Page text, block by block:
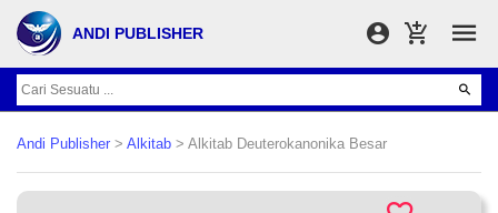
ANDI PUBLISHER
Andi Publisher > Alkitab > Alkitab Deuterokanonika Besar